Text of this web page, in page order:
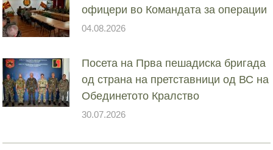
офицери во Командата за операции
04.08.2026
Посета на Прва пешадиска бригада
од страна на претставници од ВС на
Обединетото Кралство
30.07.2026